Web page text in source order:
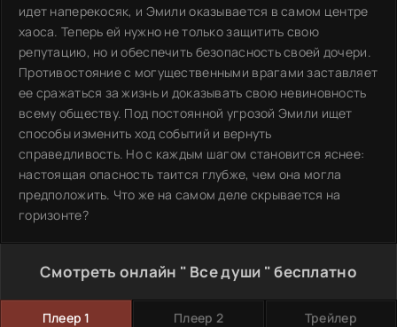
идет наперекосяк, и Эмили оказывается в самом центре
хаоса. Теперь ей нужно не только защитить свою
репутацию, но и обеспечить безопасность своей дочери.
Противостояние с могущественными врагами заставляет
ее сражаться за жизнь и доказывать свою невиновность
всему обществу. Под постоянной угрозой Эмили ищет
способы изменить ход событий и вернуть
справедливость. Но с каждым шагом становится яснее:
настоящая опасность таится глубже, чем она могла
предположить. Что же на самом деле скрывается на
горизонте?
Смотреть онлайн " Все души " бесплатно
Плеер 1 Плеер 2 Трейлер